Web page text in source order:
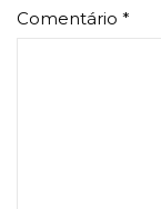
Comentário *